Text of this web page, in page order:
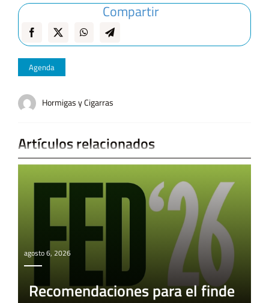
Compartir
Agenda
Hormigas y Cigarras
Artículos relacionados
agosto 6, 2026
Recomendaciones para el finde